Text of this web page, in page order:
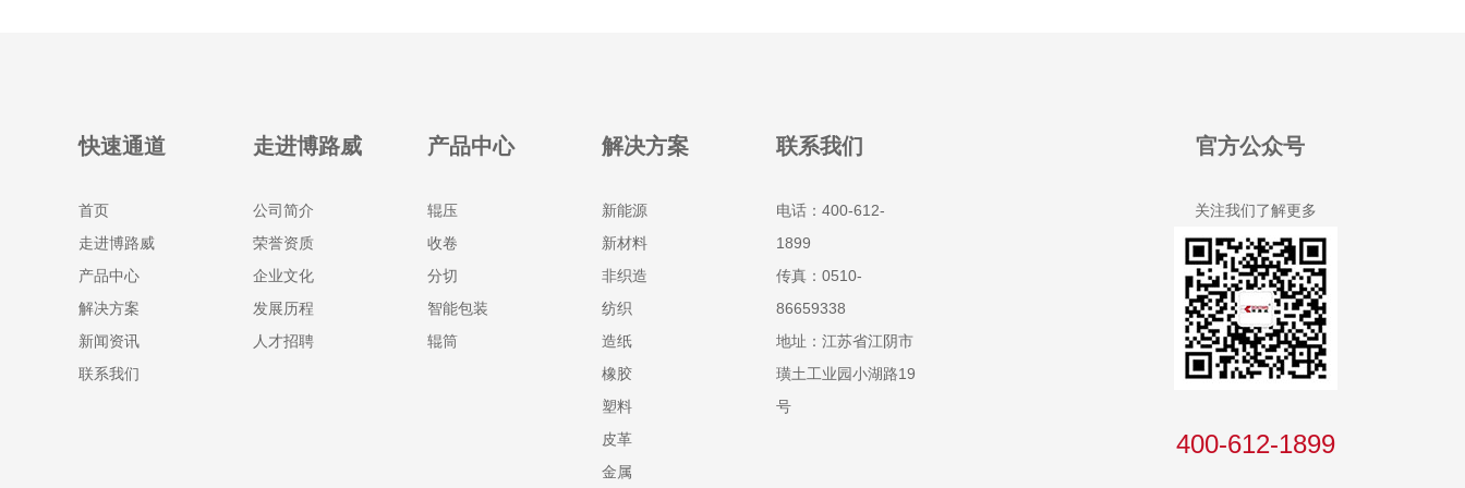
快速通道
首页
走进博路威
产品中心
解决方案
新闻资讯
联系我们
走进博路威
公司简介
荣誉资质
企业文化
发展历程
人才招聘
产品中心
辊压
收卷
分切
智能包装
辊筒
解决方案
新能源
新材料
非织造
纺织
造纸
橡胶
塑料
皮革
金属
联系我们
电话：400-612-
1899
传真：0510-
86659338
地址：江苏省江阴市
璜土工业园小湖路19
号
官方公众号
关注我们了解更多
400-612-1899